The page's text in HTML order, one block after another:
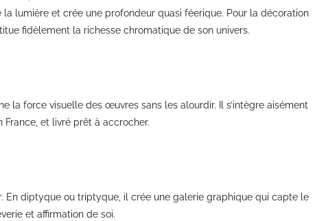
lumière et crée une profondeur quasi féerique. Pour la décoration
fidèlement la richesse chromatique de son univers.
la force visuelle des œuvres sans les alourdir. Il s’intègre aisément
France, et livré prêt à accrocher.
En diptyque ou triptyque, il crée une galerie graphique qui capte le
et affirmation de soi.